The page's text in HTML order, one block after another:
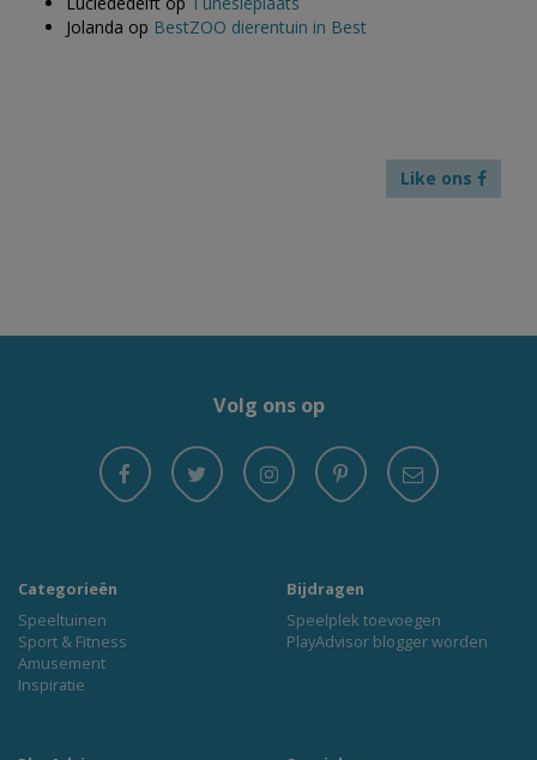
Jolanda op BestZOO dierentuin in Best
Like ons
Volg ons op
Categorieën
Speeltuinen
Sport & Fitness
Amusement
Inspiratie
Bijdragen
Speelplek toevoegen
PlayAdvisor blogger worden